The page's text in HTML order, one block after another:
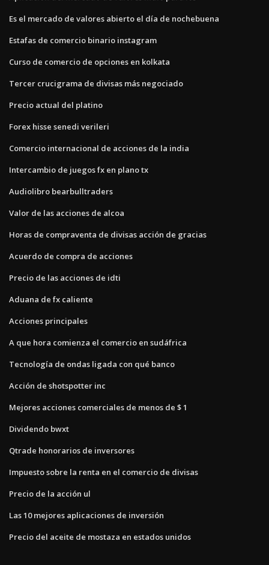
Es el mercado de valores abierto el día de nochebuena
Estafas de comercio binario instagram
Curso de comercio de opciones en kolkata
Tercer crucigrama de divisas más negociado
Precio actual del platino
Forex hisse senedi verileri
Comercio internacional de acciones de la india
Intercambio de juegos fx en plano tx
Audiolibro bearbulltraders
Valor de las acciones de alcoa
Horas de compraventa de divisas acción de gracias
Acuerdo de compra de acciones
Precio de las acciones de idti
Aduana de fx caliente
Acciones principales
A que hora comienza el comercio en sudáfrica
Tecnología de ondas ligada con qué banco
Acción de shotspotter inc
Mejores acciones comerciales de menos de $ 1
Dividendo bwxt
Qtrade honorarios de inversores
Impuesto sobre la renta en el comercio de divisas
Precio de la acción ul
Las 10 mejores aplicaciones de inversión
Precio del aceite de mostaza en estados unidos